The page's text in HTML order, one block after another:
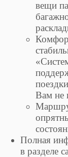
вещи
Вам не
Полная
в разделе